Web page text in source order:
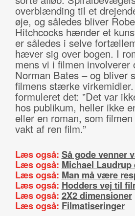
overblænding til et
øje, og således bliver
Hitchcocks hænder et
er således i selve
hæver sig over bogen. I
mens vi i filmen involverer
Norman Bates – og
filmens stærke
formuleret det: ”Det var
hos publikum, heller ikke
eller en roman, som
vakt af ren film.”
Læs også: Så gode venner
Læs også: Michael
Læs også: Man må være
Læs også: Hodders vej til
Læs også: 2X2 dimensioner
Læs også: Filmatiseringer